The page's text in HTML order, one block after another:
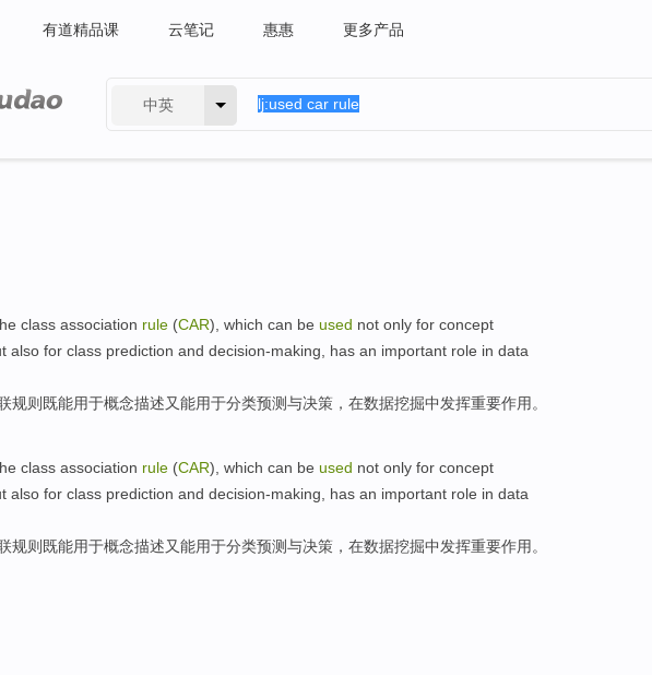
有道精品课 云笔记 惠惠 更多产品
中英
class association rule (CAR), which can be used not only for concept
also for class prediction and decision-making , has an important role in data
规则 既能用于概念描述又能用于分类预测与决策 ， 在数据挖掘中发挥重要作用 。
class association rule (CAR), which can be used not only for concept
also for class prediction and decision-making , has an important role in data
规则 既能用于概念描述又能用于分类预测与决策 ， 在数据挖掘中发挥重要作用 。